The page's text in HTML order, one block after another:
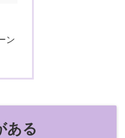
ン
ある